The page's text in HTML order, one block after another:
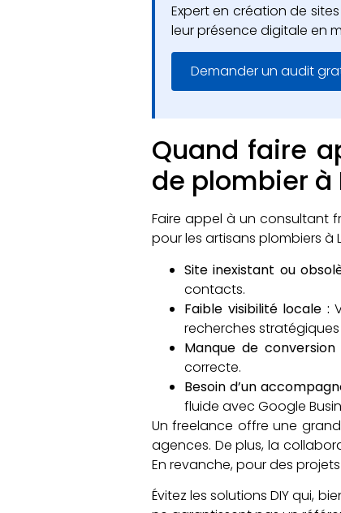
Expert en création de
leur présence digitale en
Demander un audit
Quand faire
de plombier à
Faire appel à un consultant
pour les artisans plombiers à
Site inexistant ou
contacts.
Faible visibilité locale :
recherches
Manque de conversion
correcte.
Besoin d’un
fluide avec Google
Un freelance offre une
agences. De plus, la
En revanche, pour des
Évitez les solutions DIY qui,